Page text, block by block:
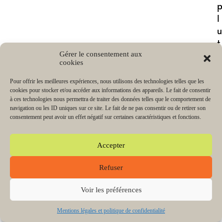
Gérer le consentement aux
cookies
Pour offrir les meilleures expériences, nous utilisons des technologies telles que les
cookies pour stocker et/ou accéder aux informations des appareils. Le fait de consentir
à ces technologies nous permettra de traiter des données telles que le comportement de
navigation ou les ID uniques sur ce site. Le fait de ne pas consentir ou de retirer son
consentement peut avoir un effet négatif sur certaines caractéristiques et fonctions.
Accepter
Refuser
Voir les préférences
Mentions légales et politique de confidentialité
p
l
u
t